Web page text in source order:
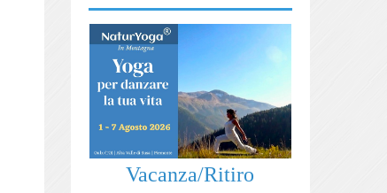
Vacanza/Ritiro